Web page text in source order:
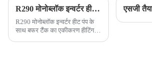
R290 मोनोब्लॉक इन्वर्टर हीट पंप के साथ बफर टैंक के काम करने का सिद्धांत
R290 मोनोब्लॉक इन्वर्टर हीट पंप के
साथ बफर टैंक का एकीकरण हीटिंग